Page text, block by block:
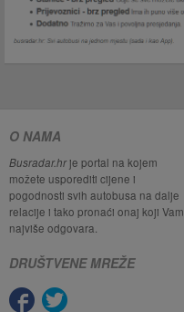
O NAMA
Busradar.hrje portal na kojem
možete usporediti cijene i
pogodnosti svih autobusa na dalje
relacije i tako pronaći onaj koji Vam
najviše odgovara.
DRUŠTVENE MREŽE